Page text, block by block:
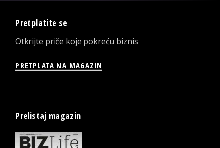
Pretplatite se
Otkrijte priče koje pokreću biznis
PRETPLATA NA MAGAZIN
Prelistaj magazin